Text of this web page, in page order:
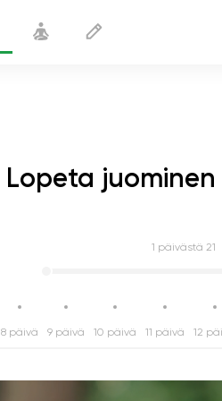
Lopeta juominen
1 päivästä 21
8 päivä 9 päivä 10 päivä 11 päivä 12